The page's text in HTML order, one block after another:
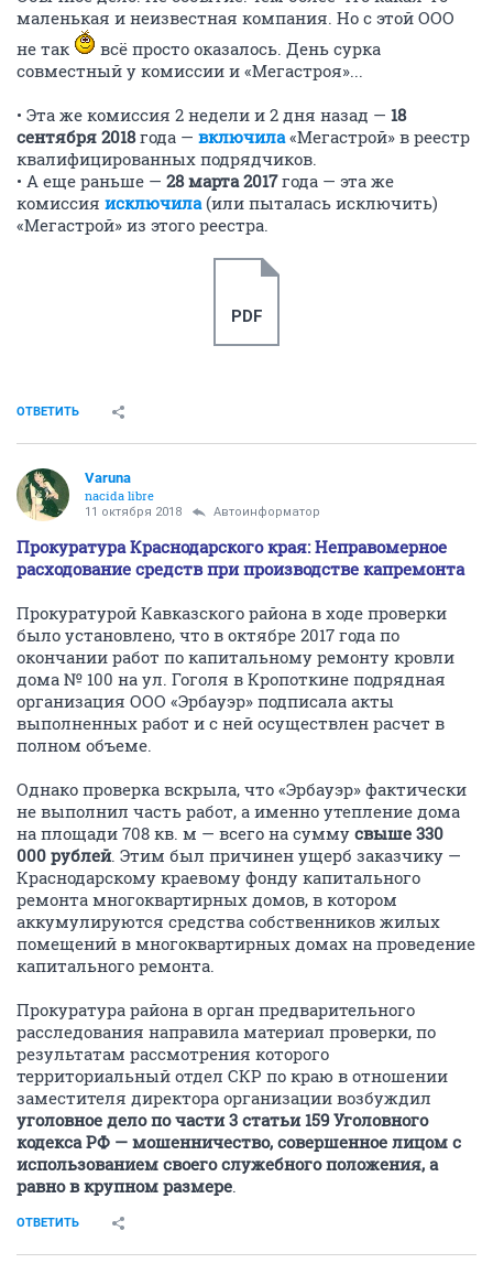
маленькая и неизвестная компания. Но с этой ООО
не так
всё просто оказалось. День сурка
совместный у комиссии и «Мегастроя»...
• Эта же комиссия 2 недели и 2 дня назад — 18
сентября 2018года — включила«Мегастрой» в реестр
квалифицированных подрядчиков.
• А еще раньше — 28 марта 2017года — эта же
комиссия исключила(или пыталась исключить)
«Мегастрой» из этого реестра.
PDF
ОТВЕТИТЬ
Varuna
nacida libre
11 октября 2018 Автоинформатор
Прокуратура Краснодарского края: Неправомерное
расходование средств при производстве капремонта
Прокуратурой Кавказского района в ходе проверки
было установлено, что в октябре 2017 года по
окончании работ по капитальному ремонту кровли
дома № 100 на ул. Гоголя в Кропоткине подрядная
организация ООО «Эрбауэр» подписала акты
выполненных работ и с ней осуществлен расчет в
полном объеме.
Однако проверка вскрыла, что «Эрбауэр» фактически
не выполнил часть работ, а именно утепление дома
на площади 708 кв. м — всего на сумму свыше 330
000 рублей. Этим был причинен ущерб заказчику —
Краснодарскому краевому фонду капитального
ремонта многоквартирных домов, в котором
аккумулируются средства собственников жилых
помещений в многоквартирных домах на проведение
капитального ремонта.
Прокуратура района в орган предварительного
расследования направила материал проверки, по
результатам рассмотрения которого
территориальный отдел СКР по краю в отношении
заместителя директора организации возбуждил
уголовное дело по части 3 статьи 159 Уголовного
кодекса РФ — мошенничество, совершенное лицом с
использованием своего служебного положения, а
равно в крупном размере.
ОТВЕТИТЬ